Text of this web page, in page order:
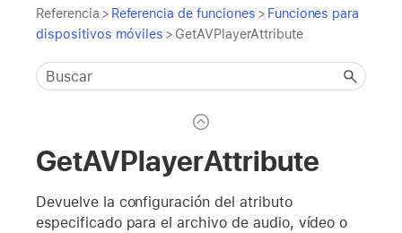
Referencia > Referencia de funciones > Funciones para
dispositivos móviles > GetAVPlayerAttribute
GetAVPlayerAttribute
Devuelve la configuración del atributo
especificado para el archivo de audio, vídeo o